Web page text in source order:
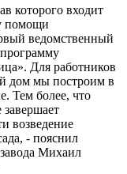
которого входит
помощи
ведомственный
Для работников
дом мы построим в
Тем более, что
возведение
- пояснил
Михаил